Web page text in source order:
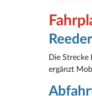
Die Strecke
ergänzt